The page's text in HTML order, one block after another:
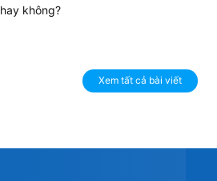
không?
Xem tất cả bài viết